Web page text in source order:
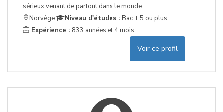
sérieux venant de partout dans le monde.
Norvège
Niveau d'études : Bac + 5 ou plus
Expérience : 833 années et 4 mois
Voir ce profil